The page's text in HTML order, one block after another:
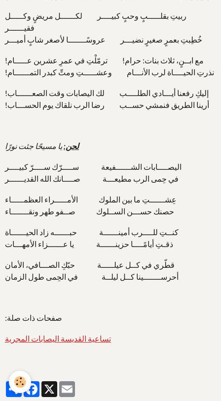
ربيتِ بقلـــــبٍ وحبٍ كبيــــر لكــــــل مريضٍ وكـــــل
فقيــــــر
خُطِبتِ بعمرٍ صغيرٍ نضيـــر عروسًـــــــا لأصغر شابٍ أميـــر
مع ابــنٍ، ثلاث بنات: حرام! ترمّلْتِ في عمرِ عشرين عـــــام!
نذرتِ الحيــــاة لرب الأنـــام وعشـــــتِ ومتِّ كبدر التمــــــام!
إليكِ رفعنا أيـــادي الطلــــب لك اليصابات وقت الصعــــــاب!
أرينا الطريق فنمشي حســب رضا الرب نلقاك يوم الحســـاب!
لحن:يا مسيحًا جئت نورًا
اليصــــابات الشــــــفيعة ســــرّك ســــرّ كبيــــر
في حِمى الرب مطيعـــة صــــانك الله القديــــــر
عِشــــــتِ ما بين الملوك الأمـــــراء العظمـــــاء
حصنك حســـن الســلوك صــفو طهر ونقـــــــاء
كنــتِ للــــرب أمينــــــة حبــــــه زاد الحيــــــاة
ذقـتِ أيامًــــا حزينــــــة يا عــــــزاء الأمهـــات
قطّري في كــل عيلـــــة حبّكِ الصـــافي، الأمان
أحرســـــــينا كــل ليلــة في الحِمى طول الزمان
صفحات ذات صلة:
تساعية القديسة اليصابات المجرية
PartagerFacebook
X